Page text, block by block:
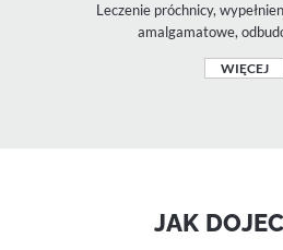
Leczenie próchnicy,
amalgamatowe,
WIĘCEJ
JAK